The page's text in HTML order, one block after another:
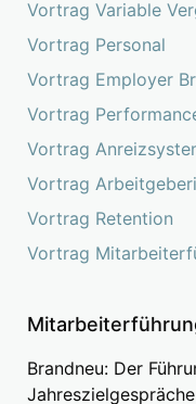
Vortrag Variable
Vortrag Personal
Vortrag Employer
Vortrag
Vortrag
Vortrag
Vortrag Retention
Vortrag
Brandneu: Der